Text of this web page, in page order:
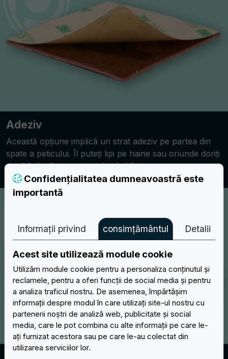
Adeziv
Această opțiune implică un strat adeziv pe partea din
spate a peticului. Îl puteți lipi pe haine sau oriunde doriți
după îndepărtarea stratului de hârtie.
Confidențialitatea dumneavoastră este
importantă
Informații privind consimțământul Detalii
Acest site utilizează module cookie
Utilizăm module cookie pentru a personaliza conținutul și
reclamele, pentru a oferi funcții de social media și pentru
a analiza traficul nostru. De asemenea, împărtășim
informații despre modul în care utilizați site-ul nostru cu
partenerii noștri de analiză web, publicitate și social
media, care le pot combina cu alte informații pe care le-
ați furnizat acestora sau pe care le-au colectat din
utilizarea serviciilor lor.